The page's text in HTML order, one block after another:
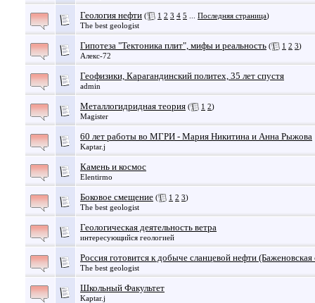
Геология нефти ( 1 2 3 4 5 Последняя страница)
The best geologist
Гипотеза "Тектоника плит", мифы и реальность ( 1 2 3)
Алекс-72
Геофизики, Карагандинский политех, 35 лет спустя
admin
Металлогидридная теория ( 1 2)
Magister
60 лет работы во МГРИ - Мария Никитина и Анна Рыжова
Kaptar.j
Камень и космос
Elentirmo
Боковое смещение ( 1 2 3)
The best geologist
Геологическая деятельность ветра
интересующийся геологией
Россия готовится к добыче сланцевой нефти (Баженовская
The best geologist
Школьный Факультет
Kaptar.j